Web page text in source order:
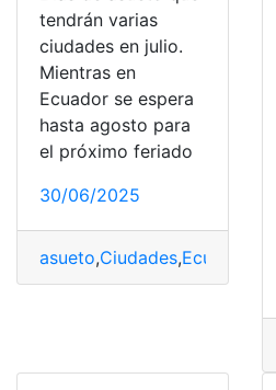
tendrán varias
ciudades en julio.
Mientras en
Ecuador se espera
hasta agosto para
el próximo feriado
30/06/2025
asueto,Ciudades,Ecuador